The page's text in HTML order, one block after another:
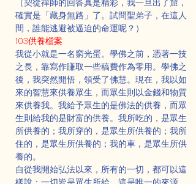
（契從禪師的回答真是精彩，我一旦出了窟，
確實是「藏身無路」了。試問聖弟子，在這人
間，誰能逃避被逼迫的命運呢？）
103供養檔案
我從小就是一名窮光蛋。學佛之前，憑著一技
之長，靠寫作賺取一些稿費作為零用。學佛之
後，我突然開悟，領受了佛慧。現在，我以如
來的智慧來供養眾生，而眾生則以金錢和物質
來供養我。我給予眾生的是佛法的供養，而眾
生則給我的是財富的供養。我所吃的，是眾生
所供養的；我所穿的，是眾生所供養的；我所
住的，是眾生所供養的；我的車，是眾生所供
養的。
自從我開始弘法以來，所有的一切，都可以這